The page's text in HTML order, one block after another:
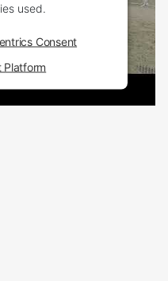
used.
Consent
Platform